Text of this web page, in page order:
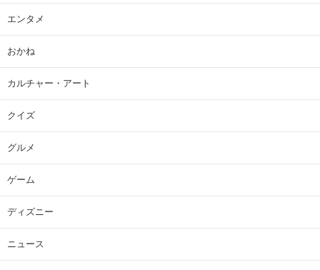
エンタメ
おかね
カルチャー・アート
クイズ
グルメ
ゲーム
ディズニー
ニュース